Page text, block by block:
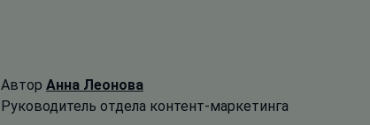
Автор Анна Леонова
Руководитель отдела контент-маркетинга